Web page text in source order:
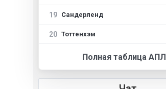
19 Сандерленд
20 Тоттенхэм
Полная таблица АПЛ